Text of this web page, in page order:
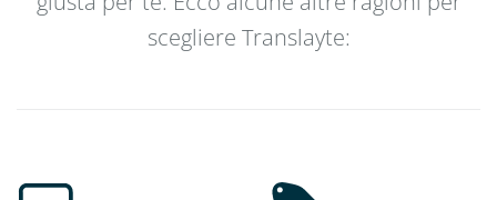
scegliere Translayte: